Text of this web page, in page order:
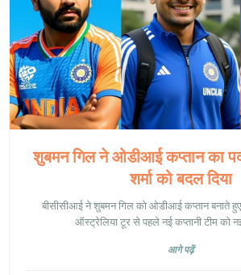
शुबमन गिल ने ओडीआई कप्तान का पद
शर्मा को बदल दिया
बीसीसीआई ने शुबमन गिल को ओडीआई कप्तान बनाते हुए
ऑस्ट्रेलिया टूर से पहले नई कप्तानी टीम को
आगे पढ़ें